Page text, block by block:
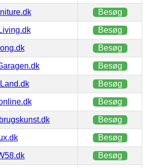
Besøg
Besøg
Besøg
Besøg
Besøg
Besøg
Besøg
Besøg
Besøg